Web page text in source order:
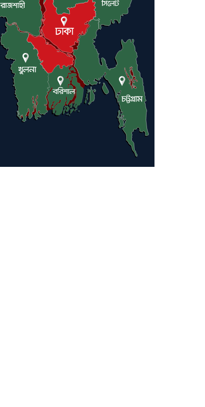
ইরাকসহ মধ্যপ্রাচ্যে ২৪ হামলা চালাল
ইরানপন্থি গোষ্ঠী
হরমুজ প্রণালী সুরক্ষায় মিত্ররা সাহায্য
না করলে ন্যাটোর ভবিষ্যৎ খারাপ হবে:
ট্রাম্প